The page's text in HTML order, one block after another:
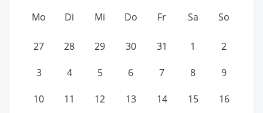
Mo Di Mi Do Fr Sa So
27 28 29 30 31 1 2
3 4 5 6 7 8 9
10 11 12 13 14 15 16